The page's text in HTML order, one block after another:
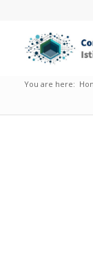
You are here: